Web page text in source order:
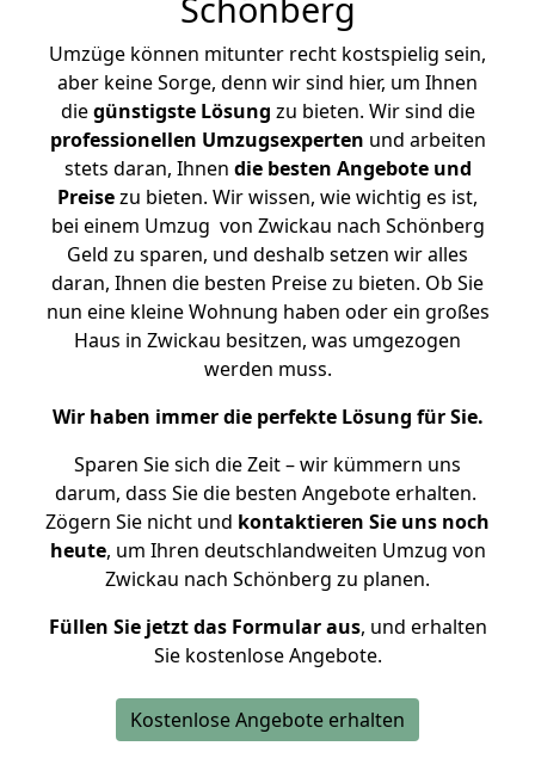
Umzüge können mitunter recht kostspielig sein,
aber keine Sorge, denn wir sind hier, um Ihnen
diegünstigste Lösung zu bieten. Wir sind die
professionellen Umzugsexperten und arbeiten
stets daran, Ihnen die besten Angebote und
Preisezu bieten. Wir wissen, wie wichtig es ist,
bei einem Umzug von Zwickau nach Schönberg
Geld zu sparen, und deshalb setzen wir alles
daran, Ihnen die besten Preise zu bieten. Ob Sie
nun eine kleine Wohnung haben oder ein großes
Haus in Zwickau besitzen, was umgezogen
werden muss.
Wir haben immer die perfekte Lösung für Sie.
Sparen Sie sich die Zeit – wir kümmern uns
darum, dass Sie die besten Angebote erhalten.
Zögern Sie nicht und kontaktieren Sie uns noch
heute, um Ihren deutschlandweiten Umzug von
Zwickau nach Schönberg zu planen.
Füllen Sie jetzt das Formular aus, und erhalten
Sie kostenlose Angebote.
Kostenlose Angebote erhalten